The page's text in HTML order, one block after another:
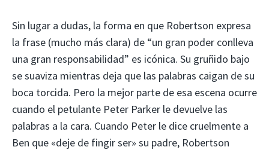
Sin lugar a dudas, la forma en que Robertson expresa
la frase (mucho más clara) de “un gran poder conlleva
una gran responsabilidad” es icónica. Su gruñido bajo
se suaviza mientras deja que las palabras caigan de su
boca torcida. Pero la mejor parte de esa escena ocurre
cuando el petulante Peter Parker le devuelve las
palabras a la cara. Cuando Peter le dice cruelmente a
Ben que «deje de fingir ser» su padre, Robertson